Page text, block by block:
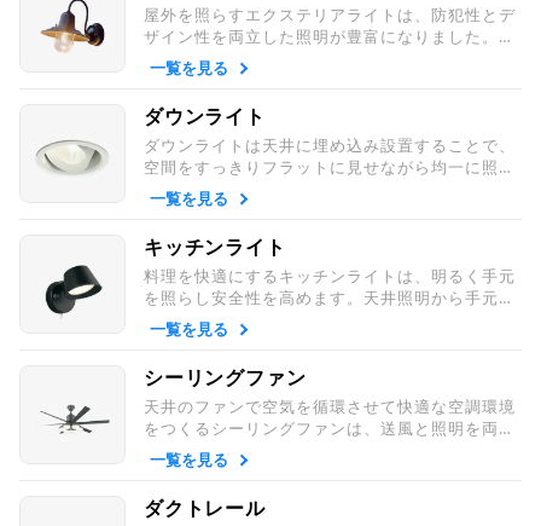
屋外を照らすエクステリアライトは、防犯性とデ
ザイン性を両立した照明が豊富になりました。ポ
ーチライトや人感センサー付きなど、安心と快適
を支える屋外照明です。
一覧を見る
ダウンライト
ダウンライトは天井に埋め込み設置することで、
空間をすっきりフラットに見せながら均一に照ら
します。リビングや廊下など広い場所からトイレ
などの小空間まで使用できます。
一覧を見る
キッチンライト
料理を快適にするキッチンライトは、明るく手元
を照らし安全性を高めます。天井照明から手元灯
まで用途に応じて選べる照明です。
一覧を見る
シーリングファン
天井のファンで空気を循環させて快適な空調環境
をつくるシーリングファンは、送風と照明を両
立。おしゃれで洗練されたインテリアに人気で、
省エネにも貢献する照明です。
一覧を見る
ダクトレール